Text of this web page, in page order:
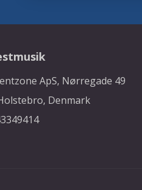
ApS, Nørregade 49
Denmark